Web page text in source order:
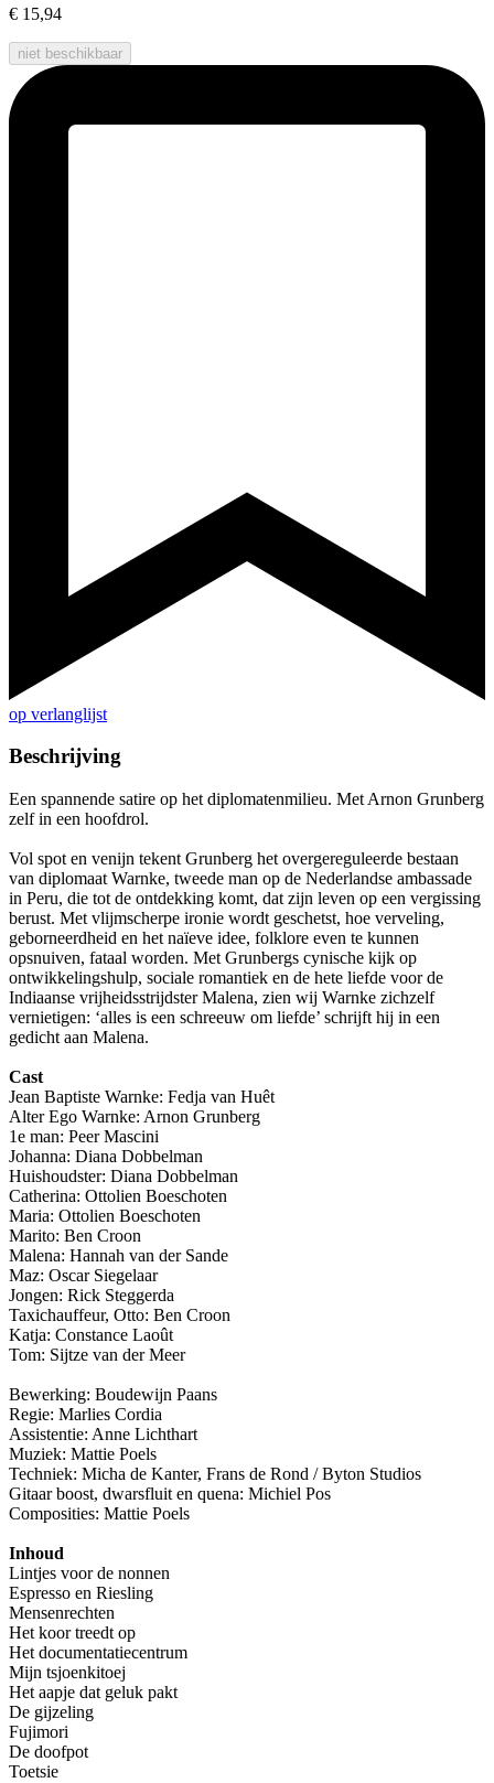
€ 15,94
niet beschikbaar
op verlanglijst
Beschrijving
Een spannende satire op het diplomatenmilieu. Met Arnon Grunberg
zelf in een hoofdrol.
Vol spot en venijn tekent Grunberg het overgereguleerde bestaan
van diplomaat Warnke, tweede man op de Nederlandse ambassade
in Peru, die tot de ontdekking komt, dat zijn leven op een vergissing
berust. Met vlijmscherpe ironie wordt geschetst, hoe verveling,
geborneerdheid en het naïeve idee, folklore even te kunnen
opsnuiven, fataal worden. Met Grunbergs cynische kijk op
ontwikkelingshulp, sociale romantiek en de hete liefde voor de
Indiaanse vrijheidsstrijdster Malena, zien wij Warnke zichzelf
vernietigen: ‘alles is een schreeuw om liefde’ schrijft hij in een
gedicht aan Malena.
Cast
Jean Baptiste Warnke: Fedja van Huêt
Alter Ego Warnke: Arnon Grunberg
1e man: Peer Mascini
Johanna: Diana Dobbelman
Huishoudster: Diana Dobbelman
Catherina: Ottolien Boeschoten
Maria: Ottolien Boeschoten
Marito: Ben Croon
Malena: Hannah van der Sande
Maz: Oscar Siegelaar
Jongen: Rick Steggerda
Taxichauffeur, Otto: Ben Croon
Katja: Constance Laoût
Tom: Sijtze van der Meer
Bewerking: Boudewijn Paans
Regie: Marlies Cordia
Assistentie: Anne Lichthart
Muziek: Mattie Poels
Techniek: Micha de Kanter, Frans de Rond / Byton Studios
Gitaar boost, dwarsfluit en quena: Michiel Pos
Composities: Mattie Poels
Inhoud
Lintjes voor de nonnen
Espresso en Riesling
Mensenrechten
Het koor treedt op
Het documentatiecentrum
Mijn tsjoenkitoej
Het aapje dat geluk pakt
De gijzeling
Fujimori
De doofpot
Toetsie